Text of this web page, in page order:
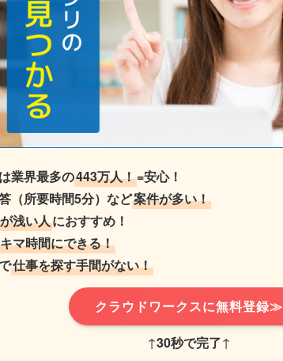
業界最多の443万人！=安心！
（所要時間5分）など案件が多い！
浅い人におすすめ！
マ時間にできる！
仕事を探す手間がない！
クラウドワークスに無料登録≫
↑30秒で完了↑